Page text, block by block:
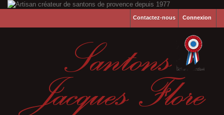
Connexion
Contactez-nous